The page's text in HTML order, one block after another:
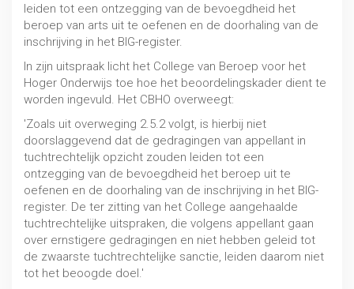
leiden tot een ontzegging van de bevoegdheid het
beroep van arts uit te oefenen en de doorhaling van de
inschrijving in het BIG-register.
In zijn uitspraak licht het College van Beroep voor het
Hoger Onderwijs toe hoe het beoordelingskader dient te
worden ingevuld. Het CBHO overweegt:
'Zoals uit overweging 2.5.2 volgt, is hierbij niet
doorslaggevend dat de gedragingen van appellant in
tuchtrechtelijk opzicht zouden leiden tot een
ontzegging van de bevoegdheid het beroep uit te
oefenen en de doorhaling van de inschrijving in het BIG-
register. De ter zitting van het College aangehaalde
tuchtrechtelijke uitspraken, die volgens appellant gaan
over ernstigere gedragingen en niet hebben geleid tot
de zwaarste tuchtrechtelijke sanctie, leiden daarom niet
tot het beoogde doel.'